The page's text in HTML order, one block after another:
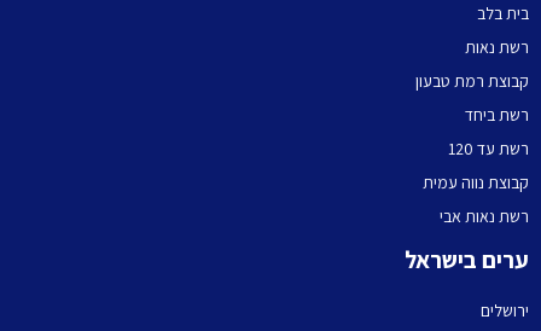
בית בלב
רשת נאות
קבוצת רמת טבעון
רשת ביחד
רשת עד 120
קבוצת נווה עמית
רשת נאות אבי
ערים בישראל
ירושלים